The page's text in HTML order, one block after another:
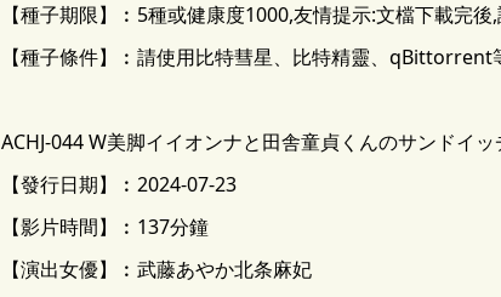
【種子期限】︰5種或健康度1000,友情提示:文檔下載完後
【種子條件】︰請使用比特彗星、比特精靈、qBittorrent
ACHJ-044 W美脚イイオンナと田舎童貞くんのサンドイ
【發行日期】︰2024-07-23
【影片時間】︰137分鐘
【演出女優】︰武藤あやか北条麻妃